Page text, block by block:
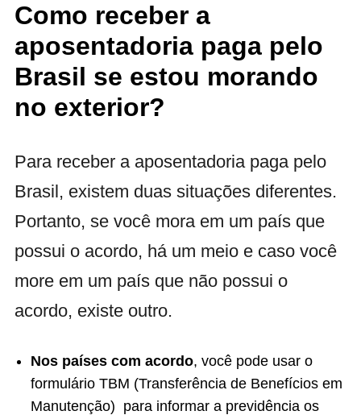
Como receber a
aposentadoria paga pelo
Brasil se estou morando
no exterior?
Para receber a aposentadoria paga pelo
Brasil, existem duas situações diferentes.
Portanto, se você mora em um país que
possui o acordo, há um meio e caso você
more em um país que não possui o
acordo, existe outro.
Nos países com acordo, você pode usar o
formulário TBM (Transferência de Benefícios em
Manutenção) para informar a previdência os